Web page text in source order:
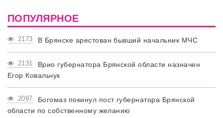
ПОПУЛЯРНОЕ
2173 В Брянске арестован бывший начальник МЧС
2131
Врио губернатора Брянской области назначен
Егор Ковальчук
2097
Богомаз покинул пост губернатора Брянской
области по собственному желанию